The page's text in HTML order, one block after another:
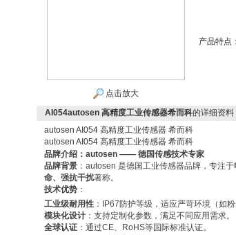
点击放大
产品特点：
AI054autosen 高精度工业传感器希而科的详细资料
autosen AI054 高精度工业传感器 希而科
autosen AI054 高精度工业传感器 希而科
品牌介绍：autosen —— 德国传感技术专家
品牌背景 ：autosen 是德国工业传感器品牌，专注于
命、强抗干扰著称。
技术优势 ：
工业级耐用性 ：IP67防护等级，适应严苛环境（如
模块化设计 ：支持定制化参数，满足不同应用需求。
全球认证 ：通过CE、RoHS等国际标准认证。